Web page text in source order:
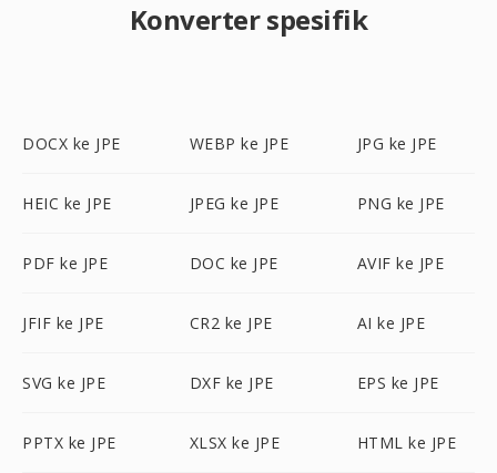
Konverter spesifik
DOCX ke JPE WEBP ke JPE JPG ke JPE
HEIC ke JPE JPEG ke JPE PNG ke JPE
PDF ke JPE DOC ke JPE AVIF ke JPE
JFIF ke JPE CR2 ke JPE AI ke JPE
SVG ke JPE DXF ke JPE EPS ke JPE
PPTX ke JPE XLSX ke JPE HTML ke JPE